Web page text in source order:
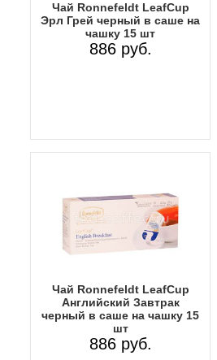
Чай Ronnefeldt LeafCup
Эрл Грей черный в саше на
чашку 15 шт
886 руб.
Чай Ronnefeldt LeafCup
Английский Завтрак
черный в саше на чашку 15
шт
886 руб.